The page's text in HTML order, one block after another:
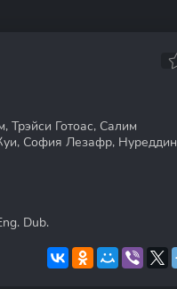
Трэйси Готоас, Салим
София Лезафр, Нуреддин
Dub.